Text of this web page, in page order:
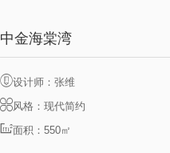
中金海棠湾
设计师：张维
风格：现代简约
面积：550㎡